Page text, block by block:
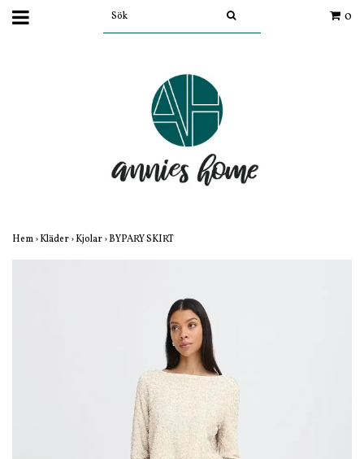
0
Hem›Kläder›Kjolar›BYPARY SKIRT